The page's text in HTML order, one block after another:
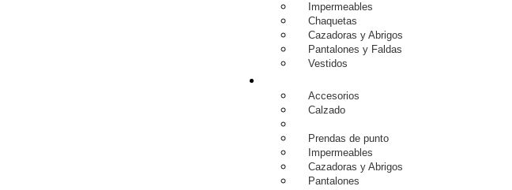
Impermeables
Chaquetas
Cazadoras y Abrigos
Pantalones y Faldas
Vestidos
Accesorios
Calzado
Prendas de punto
Impermeables
Cazadoras y Abrigos
Pantalones